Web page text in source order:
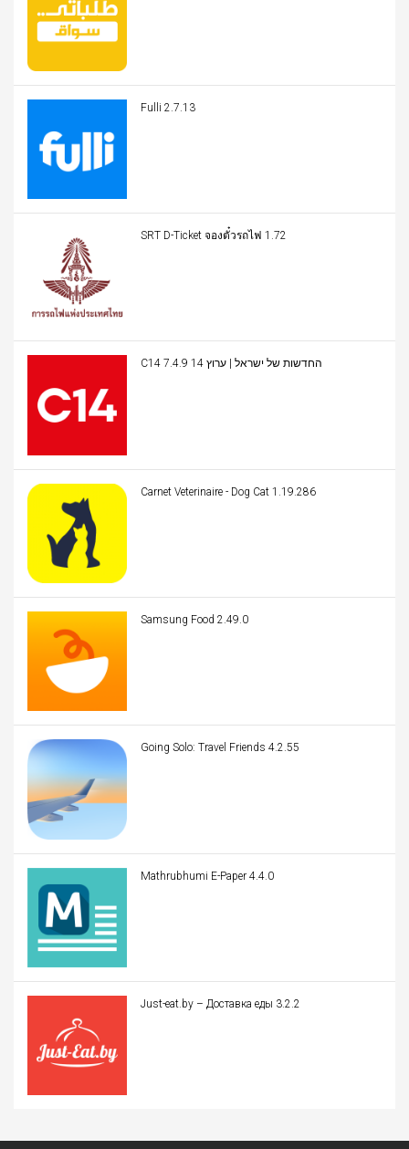
Fulli 2.7.13
SRT D-Ticket จองตั๋วรถไฟ 1.72
C14 החדשות של ישראל | ערוץ 14 7.4.9
Carnet Veterinaire - Dog Cat 1.19.286
Samsung Food 2.49.0
Going Solo: Travel Friends 4.2.55
Mathrubhumi E-Paper 4.4.0
Just-eat.by – Доставка еды 3.2.2